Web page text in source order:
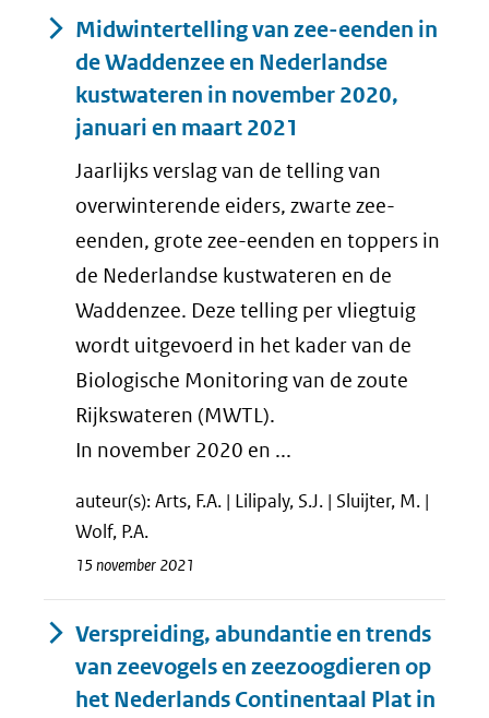
Midwintertelling van zee-eenden in
de Waddenzee en Nederlandse
kustwateren in november 2020,
januari en maart 2021
Jaarlijks verslag van de telling van
overwinterende eiders, zwarte zee-
eenden, grote zee-eenden en toppers in
de Nederlandse kustwateren en de
Waddenzee. Deze telling per vliegtuig
wordt uitgevoerd in het kader van de
Biologische Monitoring van de zoute
Rijkswateren (MWTL).
In november 2020 en ...
auteur(s): Arts, F.A. | Lilipaly, S.J. | Sluijter, M. |
Wolf, P.A.
15 november 2021
Verspreiding, abundantie en trends
van zeevogels en zeezoogdieren op
het Nederlands Continentaal Plat in